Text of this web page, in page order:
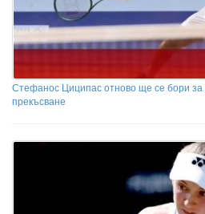
Стефанос Циципас отново ще се бори за
прекъсване